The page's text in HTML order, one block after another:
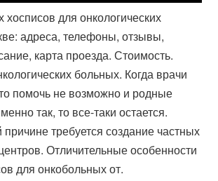
для онкологических
адреса, телефоны, отзывы,
карта проезда. Стоимость.
больных. Когда врачи
помочь не возможно и родные
так, то все-таки остается.
требуется создание частных
Отличительные особенности
для онкобольных от.